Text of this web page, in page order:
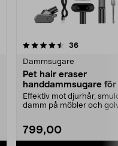
36recensioner
Dammsugare
Pet hair eraser
handdammsugare
och smuts, 120 W
Effektiv mot djurhår,
damm på möbler och
799,00
4.0 av 5 stjärnor